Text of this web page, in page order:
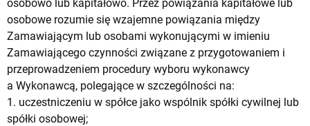
osobowo lub kapitałowo. Przez powiązania kapitałowe lub
osobowe rozumie się wzajemne powiązania między
Zamawiającym lub osobami wykonującymi w imieniu
Zamawiającego czynności związane z przygotowaniem i
przeprowadzeniem procedury wyboru wykonawcy
a Wykonawcą, polegające w szczególności na:
1. uczestniczeniu w spółce jako wspólnik spółki cywilnej lub
spółki osobowej;